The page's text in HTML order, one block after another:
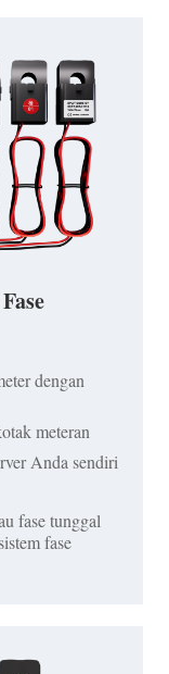
dengan
meteran
Anda sendiri
fase tunggal
fase